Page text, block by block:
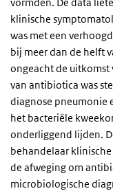
klinische
was met een
bij meer dan de helft
ongeacht de uitkomst
van antibiotica was
diagnose pneumonie
het bacteriële
onderliggend lijden.
behandelaar
de afweging om
microbiologische